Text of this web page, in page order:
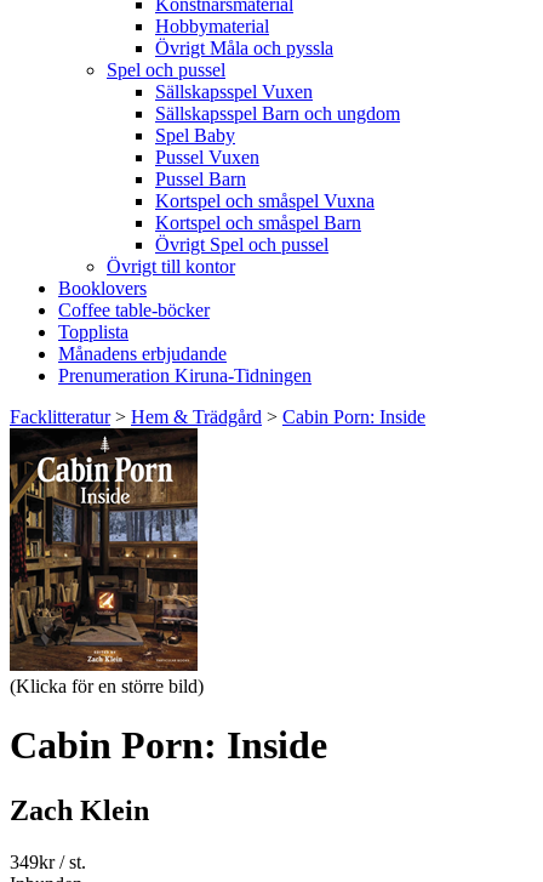
Konstnärsmaterial
Hobbymaterial
Övrigt Måla och pyssla
Spel och pussel
Sällskapsspel Vuxen
Sällskapsspel Barn och ungdom
Spel Baby
Pussel Vuxen
Pussel Barn
Kortspel och småspel Vuxna
Kortspel och småspel Barn
Övrigt Spel och pussel
Övrigt till kontor
Booklovers
Coffee table-böcker
Topplista
Månadens erbjudande
Prenumeration Kiruna-Tidningen
Facklitteratur> Hem & Trädgård > Cabin Porn: Inside
(Klicka för en större bild)
Cabin Porn: Inside
Zach Klein
349kr/ st.